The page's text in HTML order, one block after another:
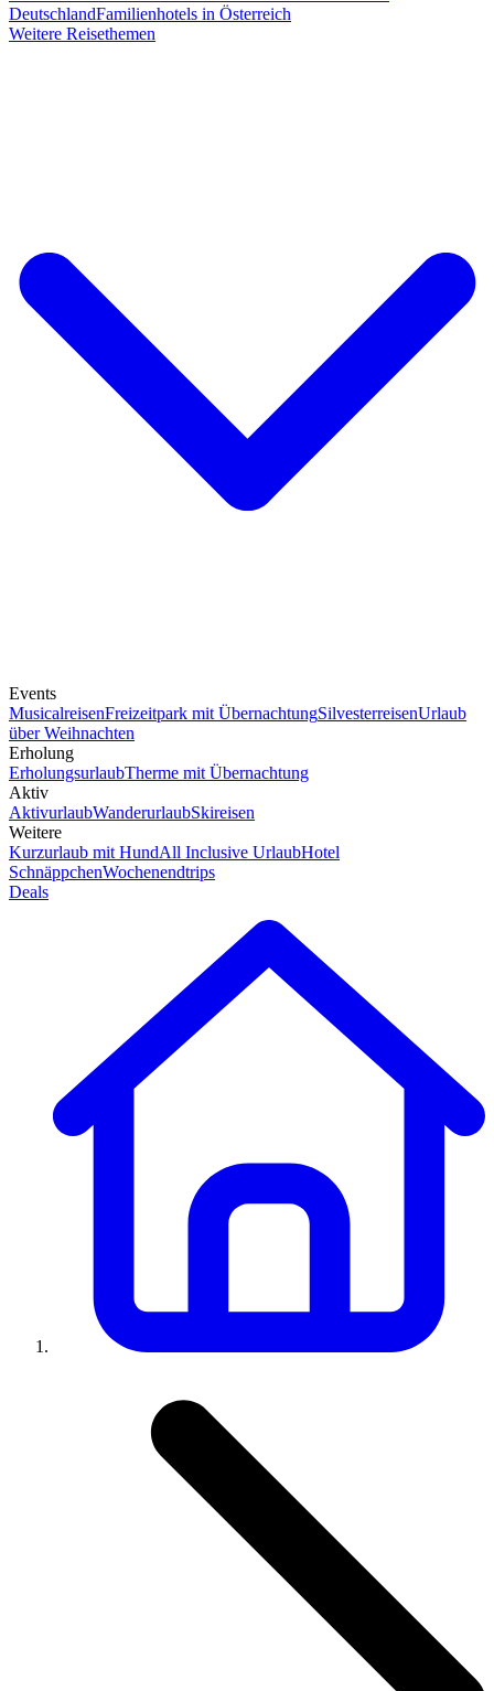
DeutschlandFamilienhotels in Österreich
Weitere Reisethemen
Events
MusicalreisenFreizeitpark mit ÜbernachtungSilvesterreisenUrlaub
über Weihnachten
Erholung
ErholungsurlaubTherme mit Übernachtung
Aktiv
AktivurlaubWanderurlaubSkireisen
Weitere
Kurzurlaub mit HundAll Inclusive UrlaubHotel
SchnäppchenWochenendtrips
Deals